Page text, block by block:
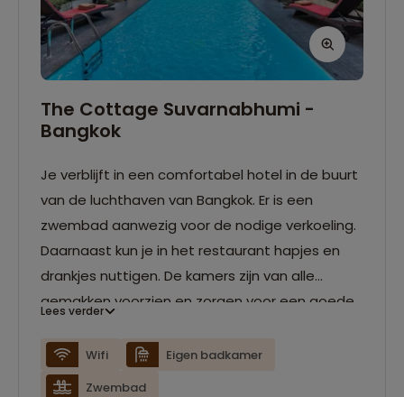
The Cottage Suvarnabhumi -
Bangkok
Je verblijft in een comfortabel hotel in de buurt
van de luchthaven van Bangkok. Er is een
zwembad aanwezig voor de nodige verkoeling.
Daarnaast kun je in het restaurant hapjes en
drankjes nuttigen. De kamers zijn van alle
gemakken voorzien en zorgen voor een goede
Lees verder
Wifi
Eigen badkamer
Zwembad